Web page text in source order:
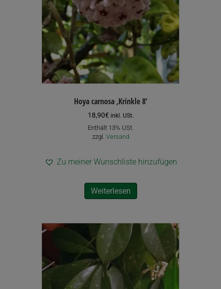
auf
der
Produktseite
gewählt
werden
Hoya carnosa ‚Krinkle 8‘
18,90€ inkl. USt.
Enthält 13% USt.
zzgl. Versand
Zu meiner Wunschliste hinzufügen
Weiterlesen